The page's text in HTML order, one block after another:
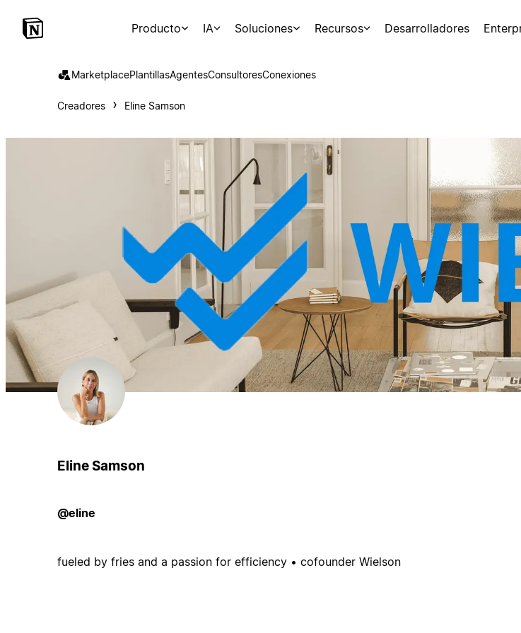
Producto IA Soluciones Recursos Desarrolladores
MarketplacePlantillasAgentesConsultoresConexiones
Creadores Eline Samson
Eline Samson
@eline
fueled by fries and a passion for efficiency • cofounder Wielson